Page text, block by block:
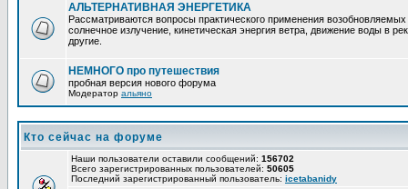
АЛЬТЕРНАТИВНАЯ ЭНЕРГЕТИКА
Рассматриваются вопросы практического применения
солнечное излучение, кинетическая энергия ветра, движение воды в
другие.
НЕМНОГО про путешествия
пробная версия нового форума
Модератор альяно
Кто сейчас на форуме
Наши пользователи оставили сообщений: 156702
Всего зарегистрированных пользователей: 50605
Последний зарегистрированный пользователь: icetabanidy